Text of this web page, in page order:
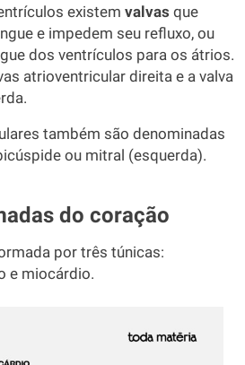
existem valvas que
e impedem seu refluxo, ou
dos ventrículos para os átrios.
atrioventricular direita e a valva
também são denominadas
ou mitral (esquerda).
do coração
por três túnicas:
e miocárdio.